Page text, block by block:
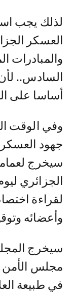
لذلك يجب
العسكر
والمبادرات
السادس..
أساسا على
وفي الوقت
جهود العسكر
سيخرج
لقراءة
وأعضائه
سيخرج
مجلس الأمن
في طبيعة